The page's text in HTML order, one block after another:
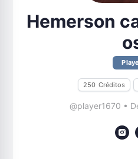
Hemerson
250 Créditos
@player1670 •